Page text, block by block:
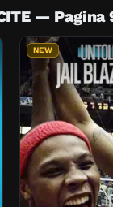
— Pagina
NEW